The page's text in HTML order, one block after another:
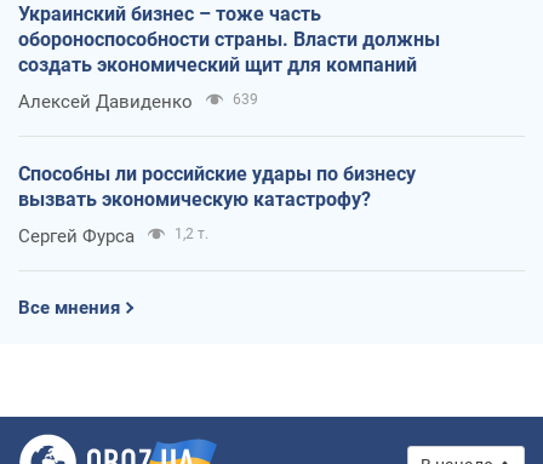
Украинский бизнес – тоже часть
обороноспособности страны. Власти должны
создать экономический щит для компаний
Алексей Давиденко 639
Способны ли российские удары по бизнесу
вызвать экономическую катастрофу?
Сергей Фурса 1,2 т.
Все мнения